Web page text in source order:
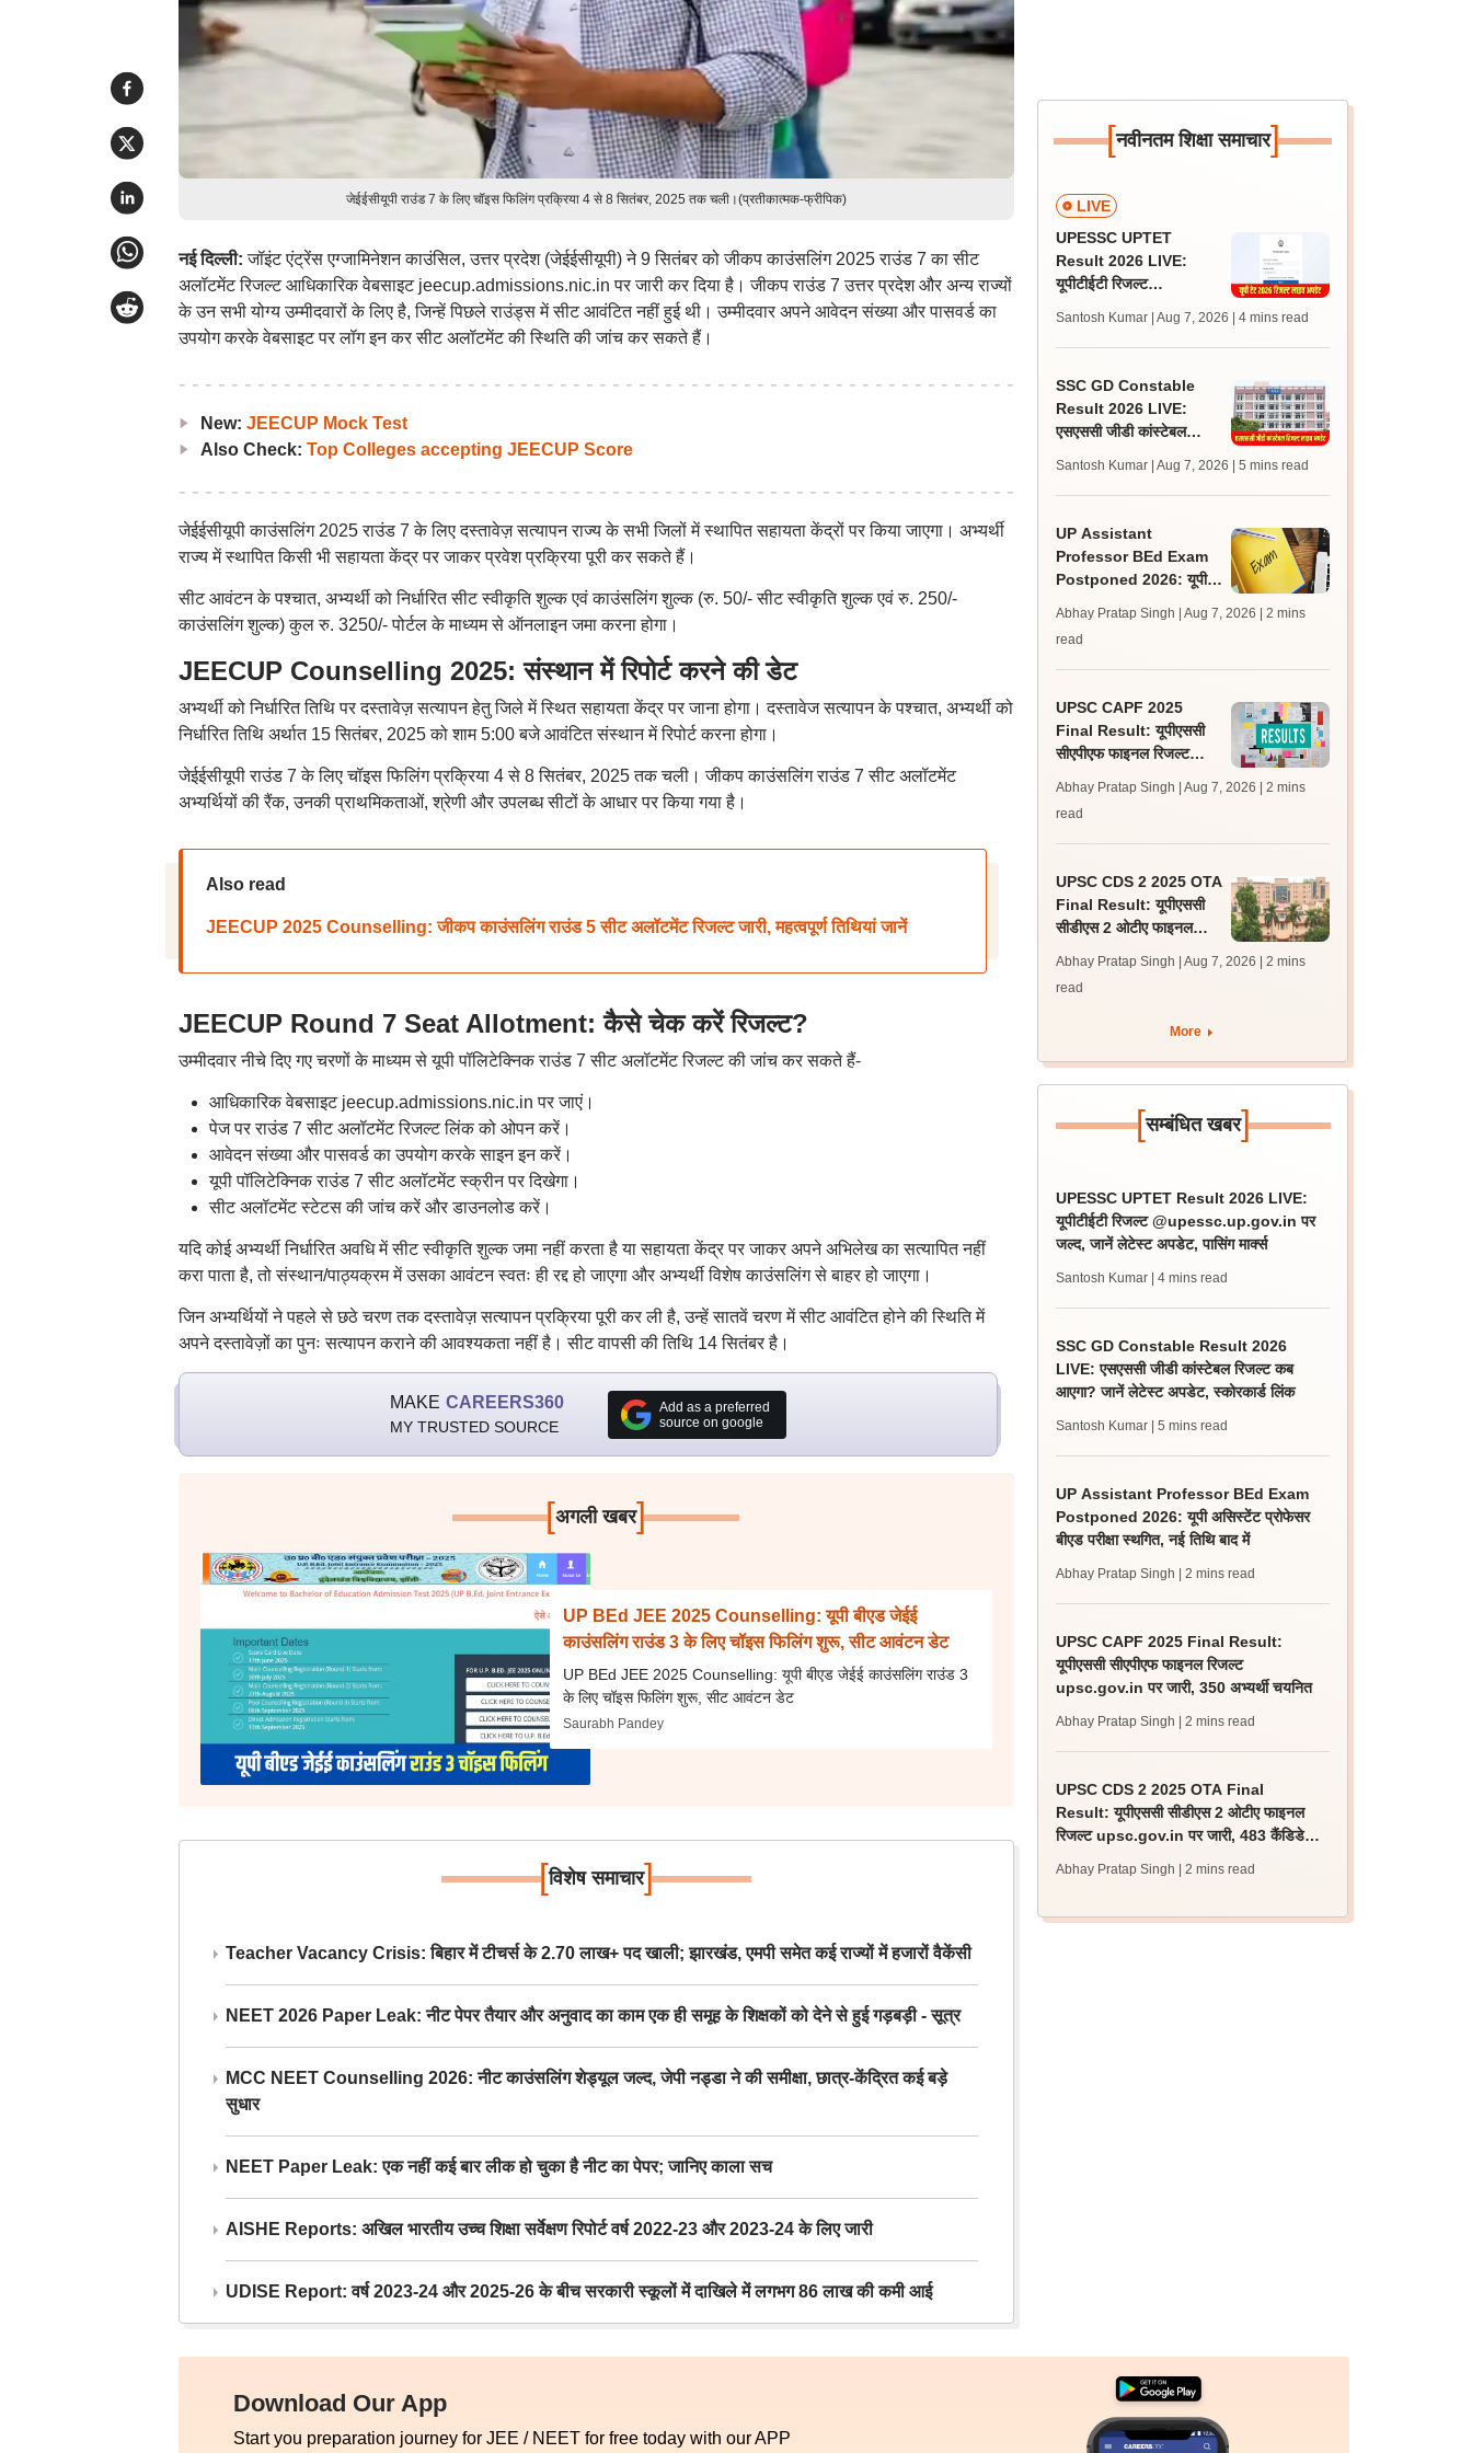
जेईईसीयूपी राउंड 7 के लिए चॉइस फिलिंग प्रक्रिया 4 से 8 सितंबर, 2025 तक चली।(प्रतीकात्मक-फ्रीपिक)
नई दिल्ली:जॉइंट एंट्रेंस एग्जामिनेशन काउंसिल, उत्तर प्रदेश (जेईईसीयूपी) ने 9 सितंबर को जीकप काउंसलिंग 2025 राउंड 7 का सीट
अलॉटमेंट रिजल्ट आधिकारिक वेबसाइट jeecup.admissions.nic.in पर जारी कर दिया है। जीकप राउंड 7 उत्तर प्रदेश और अन्य राज्यों
के उन सभी योग्य उम्मीदवारों के लिए है, जिन्हें पिछले राउंड्स में सीट आवंटित नहीं हुई थी। उम्मीदवार अपने आवेदन संख्या और पासवर्ड का
उपयोग करके वेबसाइट पर लॉग इन कर सीट अलॉटमेंट की स्थिति की जांच कर सकते हैं।
New: JEECUP Mock Test
Also Check: Top Colleges accepting JEECUP Score
जेईईसीयूपी काउंसलिंग 2025 राउंड 7 के लिए दस्तावेज़ सत्यापन राज्य के सभी जिलों में स्थापित सहायता केंद्रों पर किया जाएगा। अभ्यर्थी
राज्य में स्थापित किसी भी सहायता केंद्र पर जाकर प्रवेश प्रक्रिया पूरी कर सकते हैं।
सीट आवंटन के पश्चात, अभ्यर्थी को निर्धारित सीट स्वीकृति शुल्क एवं काउंसलिंग शुल्क (रु. 50/- सीट स्वीकृति शुल्क एवं रु. 250/-
काउंसलिंग शुल्क) कुल रु. 3250/- पोर्टल के माध्यम से ऑनलाइन जमा करना होगा।
JEECUP Counselling 2025: संस्थान में रिपोर्ट करने की डेट
अभ्यर्थी को निर्धारित तिथि पर दस्तावेज़ सत्यापन हेतु जिले में स्थित सहायता केंद्र पर जाना होगा। दस्तावेज सत्यापन के पश्चात, अभ्यर्थी को
निर्धारित तिथि अर्थात 15 सितंबर, 2025 को शाम 5:00 बजे आवंटित संस्थान में रिपोर्ट करना होगा।
जेईईसीयूपी राउंड 7 के लिए चॉइस फिलिंग प्रक्रिया 4 से 8 सितंबर, 2025 तक चली। जीकप काउंसलिंग राउंड 7 सीट अलॉटमेंट
अभ्यर्थियों की रैंक, उनकी प्राथमिकताओं, श्रेणी और उपलब्ध सीटों के आधार पर किया गया है।
Also read
JEECUP 2025 Counselling: जीकप काउंसलिंग राउंड 5 सीट अलॉटमेंट रिजल्ट जारी, महत्वपूर्ण तिथियां जानें
JEECUP Round 7 Seat Allotment: कैसे चेक करें रिजल्ट?
उम्मीदवार नीचे दिए गए चरणों के माध्यम से यूपी पॉलिटेक्निक राउंड 7 सीट अलॉटमेंट रिजल्ट की जांच कर सकते हैं-
आधिकारिक वेबसाइट jeecup.admissions.nic.in पर जाएं।
पेज पर राउंड 7 सीट अलॉटमेंट रिजल्ट लिंक को ओपन करें।
आवेदन संख्या और पासवर्ड का उपयोग करके साइन इन करें।
यूपी पॉलिटेक्निक राउंड 7 सीट अलॉटमेंट स्क्रीन पर दिखेगा।
सीट अलॉटमेंट स्टेटस की जांच करें और डाउनलोड करें।
यदि कोई अभ्यर्थी निर्धारित अवधि में सीट स्वीकृति शुल्क जमा नहीं करता है या सहायता केंद्र पर जाकर अपने अभिलेख का सत्यापित नहीं
करा पाता है, तो संस्थान/पाठ्यक्रम में उसका आवंटन स्वतः ही रद्द हो जाएगा और अभ्यर्थी विशेष काउंसलिंग से बाहर हो जाएगा।
जिन अभ्यर्थियों ने पहले से छठे चरण तक दस्तावेज़ सत्यापन प्रक्रिया पूरी कर ली है, उन्हें सातवें चरण में सीट आवंटित होने की स्थिति में
अपने दस्तावेज़ों का पुनः सत्यापन कराने की आवश्यकता नहीं है। सीट वापसी की तिथि 14 सितंबर है।
MAKE CAREERS360
MY TRUSTED SOURCE
Add as a preferred
source on google
[अगली खबर]
UP BEd JEE 2025 Counselling: यूपी बीएड जेईई
काउंसलिंग राउंड 3 के लिए चॉइस फिलिंग शुरू, सीट आवंटन डेट
UP BEd JEE 2025 Counselling: यूपी बीएड जेईई काउंसलिंग राउंड 3
के लिए चॉइस फिलिंग शुरू, सीट आवंटन डेट
Saurabh Pandey
[विशेष समाचार]
Teacher Vacancy Crisis: बिहार में टीचर्स के 2.70 लाख+ पद खाली; झारखंड, एमपी समेत कई राज्यों में हजारों वैकेंसी
NEET 2026 Paper Leak: नीट पेपर तैयार और अनुवाद का काम एक ही समूह के शिक्षकों को देने से हुई गड़बड़ी - सूत्र
MCC NEET Counselling 2026: नीट काउंसलिंग शेड्यूल जल्द, जेपी नड्डा ने की समीक्षा, छात्र-केंद्रित कई बड़े
सुधार
NEET Paper Leak: एक नहीं कई बार लीक हो चुका है नीट का पेपर; जानिए काला सच
AISHE Reports: अखिल भारतीय उच्च शिक्षा सर्वेक्षण रिपोर्ट वर्ष 2022-23 और 2023-24 के लिए जारी
UDISE Report: वर्ष 2023-24 और 2025-26 के बीच सरकारी स्कूलों में दाखिले में लगभग 86 लाख की कमी आई
[नवीनतम शिक्षा समाचार]
LIVE
UPESSC UPTET
Result 2026 LIVE:
यूपीटीईटी रिजल्ट
जल्द, जानें लेटेस्ट अपडेट,
पासिंग मार्क्स
Santosh Kumar | Aug 7, 2026 | 4 mins read
SSC GD Constable
Result 2026 LIVE:
एसएससी जीडी कांस्टेबल
लेटेस्ट अपडेट, स्कोरकार्ड लिंक
Santosh Kumar | Aug 7, 2026 | 5 mins read
UP Assistant
Professor BEd Exam
Postponed 2026: यूपी
स्थगित, नई तिथि बाद में
Abhay Pratap Singh | Aug 7, 2026
| 2 mins
read
UPSC CAPF 2025
Final Result: यूपीएससी
सीएपीएफ फाइनल रिजल्ट
350 अभ्यर्थी चयनित
Abhay Pratap Singh | Aug 7, 2026
| 2 mins
read
UPSC CDS 2 2025 OTA
Final Result: यूपीएससी
सीडीएस 2 ओटीए फाइनल
जारी, 483 कैंडिडेट चयनित
Abhay Pratap Singh | Aug 7, 2026
| 2 mins
read
More
[सम्बंधित खबर]
UPESSC UPTET Result 2026 LIVE:
यूपीटीईटी रिजल्ट @upessc.up.gov.in पर
जल्द, जानें लेटेस्ट अपडेट, पासिंग मार्क्स
Santosh Kumar | 4 mins read
SSC GD Constable Result 2026
LIVE: एसएससी जीडी कांस्टेबल रिजल्ट कब
आएगा? जानें लेटेस्ट अपडेट, स्कोरकार्ड लिंक
Santosh Kumar | 5 mins read
UP Assistant Professor BEd Exam
Postponed 2026: यूपी असिस्टेंट प्रोफेसर
बीएड परीक्षा स्थगित, नई तिथि बाद में
Abhay Pratap Singh | 2 mins read
UPSC CAPF 2025 Final Result:
यूपीएससी सीएपीएफ फाइनल रिजल्ट
upsc.gov.in पर जारी, 350 अभ्यर्थी चयनित
Abhay Pratap Singh | 2 mins read
UPSC CDS 2 2025 OTA Final
Result: यूपीएससी सीडीएस 2 ओटीए फाइनल
रिजल्ट upsc.gov.in पर जारी, 483 कैंडिडेट
Abhay Pratap Singh | 2 mins read
Download Our App
Start you preparation journey for JEE / NEET for free today with our APP